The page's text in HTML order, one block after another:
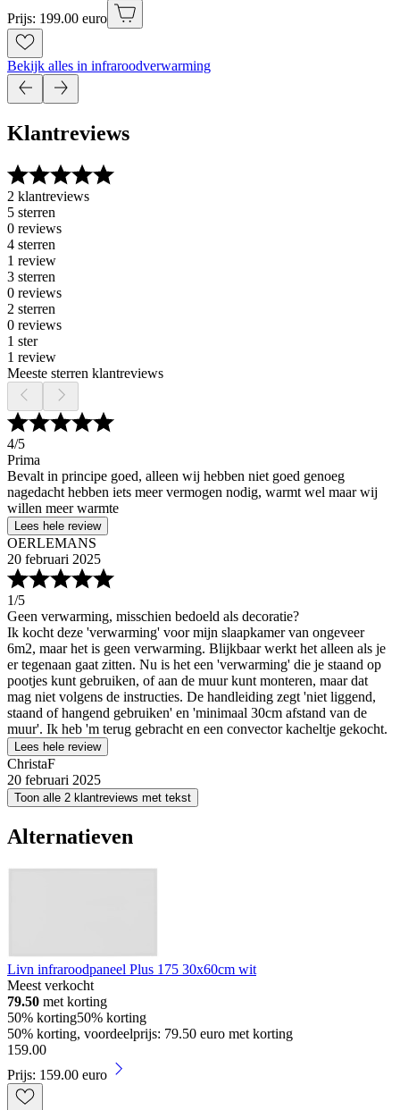
Prijs: 199.00 euro
Bekijk alles in infraroodverwarming
Klantreviews
2 klantreviews
5 sterren
0 reviews
4 sterren
1 review
3 sterren
0 reviews
2 sterren
0 reviews
1 ster
1 review
Meeste sterren klantreviews
4/5
Prima
Bevalt in principe goed, alleen wij hebben niet goed genoeg
nagedacht hebben iets meer vermogen nodig, warmt wel maar wij
willen meer warmte
Lees hele review
OERLEMANS
20 februari 2025
1/5
Geen verwarming, misschien bedoeld als decoratie?
Ik kocht deze 'verwarming' voor mijn slaapkamer van ongeveer
6m2, maar het is geen verwarming. Blijkbaar werkt het alleen als je
er tegenaan gaat zitten. Nu is het een 'verwarming' die je staand op
pootjes kunt gebruiken, of aan de muur kunt monteren, maar dat
mag niet volgens de instructies. De handleiding zegt 'niet liggend,
staand of hangend gebruiken' en 'minimaal 30cm afstand van de
muur'. Ik heb 'm terug gebracht en een convector kacheltje gekocht.
Lees hele review
ChristaF
20 februari 2025
Toon alle 2 klantreviews met tekst
Alternatieven
Livn infraroodpaneel Plus 175 30x60cm wit
Meest verkocht
79.50 met korting
50% korting50% korting
50% korting, voordeelprijs: 79.50 euro met korting
159.00
Prijs: 159.00 euro